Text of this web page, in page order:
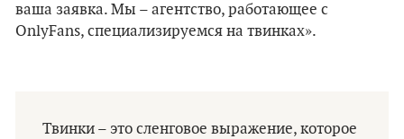
ваша заявка. Мы – агентство, работающее с
OnlyFans, специализируемся на твинках».
Твинки – это сленговое выражение, которое